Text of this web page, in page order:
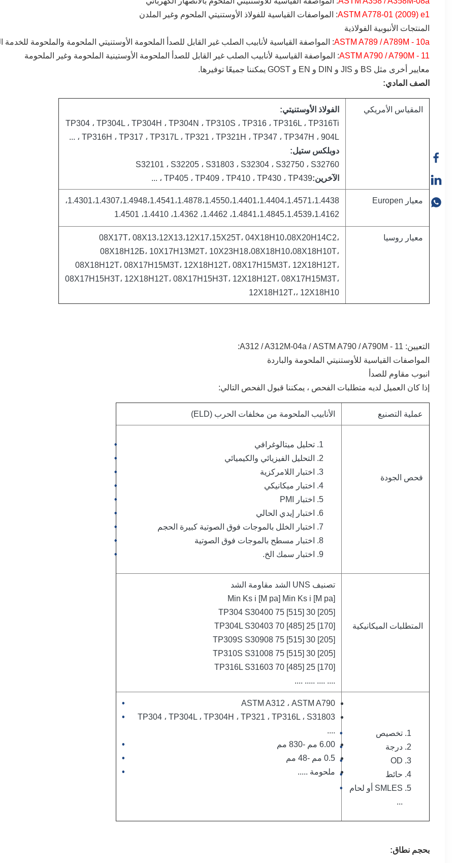
ASTM A778-01 (2009) e1: المواصفات القياسية للفولاذ الأوستنيتي الملحوم وغير الملدن
المنتجات الأنبوبية الفولاذية
ASTM A789 / A789M - 10a: المواصفة القياسية لأنابيب الصلب غير القابل للصدأ الملحومة الأوستنيتي الملحومة والملحومة للخدمة
ASTM A790 / A790M - 11: المواصفة القياسية لأنابيب الصلب غير القابل للصدأ الملحومة الأوستينية الملحومة وغير الملحومة
معايير أخرى مثل BS و JIS و DIN و EN و GOST يمكننا جميعًا توفيرها.
الصف المادي:
المقياس الأمريكي
الفولاذ الأوستنيتي:
TP304 ، TP304L ، TP304H ، TP304N ، TP310S ، TP316 ، TP316L ، TP316Ti
، TP316H ، TP317 ، TP317L ، TP321 ، TP321H ، TP347 ، TP347H ، 904L ...
دوبلكس ستيل:
S32101 ، S32205 ، S31803 ، S32304 ، S32750 ، S32760
الآخرين:TP405 ، TP409 ، TP410 ، TP430 ، TP439 ، ...
معيار Europen
1.4301،1.4307،1.4948،1.4541،1.4878،1.4550،1.4401،1.4404،1.4571،1.4438،
1.4841،1.4845،1.4539،1.4162، 1.4462، 1.4362، 1.4410، 1.4501
معيار روسيا
08Х17Т، 08Х13،12Х13،12Х17،15Х25Т، 04Х18Н10،08Х20Н14С2،
08Х18Н12Б، 10Х17Н13М2Т، 10Х23Н18،08Х18Н10،08Х18Н10Т،
08Х18Н12Т، 08Х17Н15М3Т، 12Х18Н12Т، 08Х17Н15М3Т، 12Х18Н12Т،
08Х17Н15Н3Т، 12Х18Н12Т، 08Х17Н15Н3Т، 12Х18Н12Т، 08Х17Н15М3Т،
12Х18Н12Т،، 12Х18Н10
التعيين: A312 / A312M-04a / ASTM A790 / A790M - 11:
المواصفات القياسية للأوستنيتي الملحومة والباردة
انبوب مقاوم للصدأ
إذا كان العميل لديه متطلبات الفحص ، يمكننا قبول الفحص التالي:
عملية التصنيع الأنابيب الملحومة من مخلفات الحرب (ELD)
فحص الجودة
تحليل ميتالوغرافي
التحليل الفيزيائي والكيميائي
اختبار اللامركزية
اختبار ميكانيكي
اختبار PMI
اختبار إيدي الحالي
اختبار الخلل بالموجات فوق الصوتية كبيرة الحجم
اختبار مسطح بالموجات فوق الصوتية
اختبار سمك الخ.
المتطلبات الميكانيكية
تصنيف UNS الشد مقاومة الشد
Min Ks i [M pa] Min Ks i [M pa]
TP304 S30400 75 [515] 30 [205]
TP304L S30403 70 [485] 25 [170]
TP309S S30908 75 [515] 30 [205]
TP310S S31008 75 [515] 30 [205]
TP316L S31603 70 [485] 25 [170]
.... .... ..... ....
تخصيص
درجة
OD
حائط
SMLES أو لحام
...
ASTM A312 ، ASTM A790
TP304 ، TP304L ، TP304H ، TP321 ، TP316L ، S31803
....
6.00 مم -830 مم
0.5 مم -48 مم
ملحومة .....
بحجم نطاق: